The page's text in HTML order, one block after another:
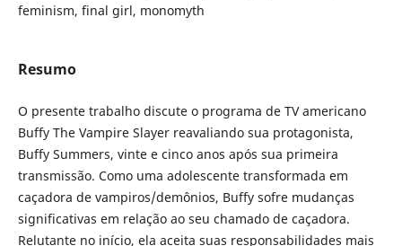
feminism, final girl, monomyth
Resumo
O presente trabalho discute o programa de TV americano
Buffy The Vampire Slayer reavaliando sua protagonista,
Buffy Summers, vinte e cinco anos após sua primeira
transmissão. Como uma adolescente transformada em
caçadora de vampiros/demônios, Buffy sofre mudanças
significativas em relação ao seu chamado de caçadora.
Relutante no início, ela aceita suas responsabilidades mais